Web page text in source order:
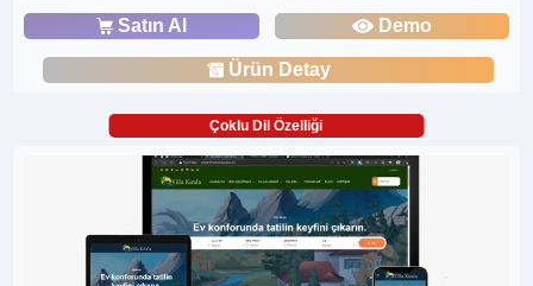
Satın Al Demo
Ürün Detay
Çoklu Dil Özelliği